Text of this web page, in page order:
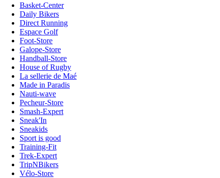
Basket-Center
Daily Bikers
Direct Running
Espace Golf
Foot-Store
Galope-Store
Handball-Store
House of Rugby
La sellerie de Maé
Made in Paradis
Nauti-wave
Pecheur-Store
Smash-Expert
Sneak'In
Sneakids
Sport is good
Training-Fit
Trek-Expert
TripNBikers
Vélo-Store